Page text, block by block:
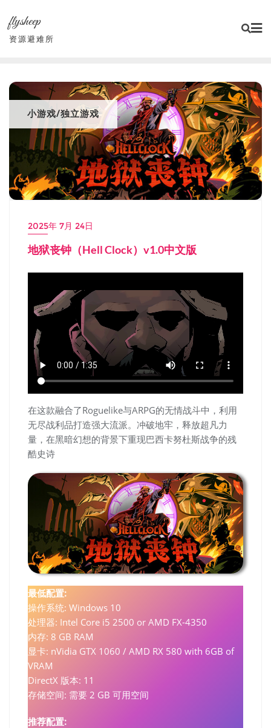
content
flysheep
资源避难所
小游戏/独立游戏
2025年 7月 24日
地狱丧钟（Hell Clock）v1.0中文版
在这款融合了Roguelike与ARPG的无情战斗中，利用
无尽战利品打造强大流派。冲破地牢，释放超凡力
量，在黑暗幻想的背景下重现巴西卡努杜斯战争的残
酷史诗
最低配置:
操作系统: Windows 10
处理器: Intel Core i5 2500 or AMD FX-4350
内存: 8 GB RAM
显卡: nVidia GTX 1060 / AMD RX 580 with 6GB of
VRAM
DirectX 版本: 11
存储空间: 需要 2 GB 可用空间
推荐配置: